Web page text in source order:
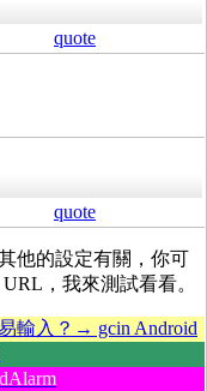
quote
quote
他的設定有關，你可
，我來測試看看。
輸入？→ gcin Android